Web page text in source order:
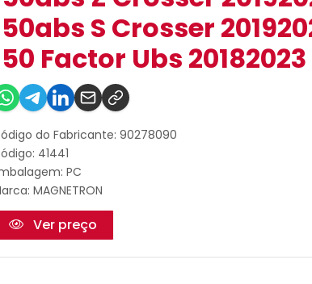
S Crosser
Factor Ubs 20182023
do Fabricante: 90278090
41441
PC
MAGNETRON
Ver preço